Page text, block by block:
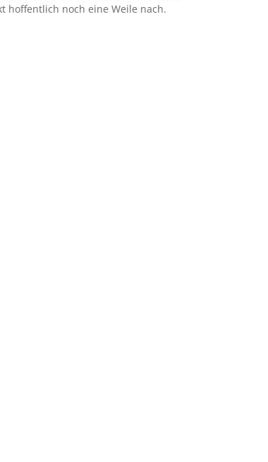
hoffentlich noch eine Weile nach.